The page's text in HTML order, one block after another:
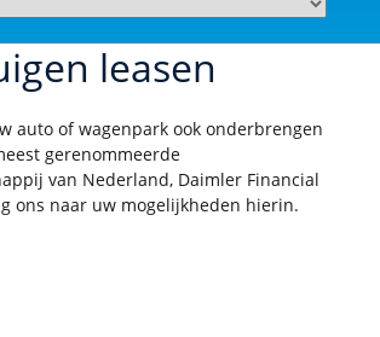
leasen
auto of wagenpark ook onderbrengen
gerenommeerde
van Nederland, Daimler Financial
ons naar uw mogelijkheden hierin.